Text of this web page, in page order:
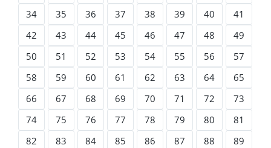
34
35 36 37 38 39 40
41
42
43 44 45 46 47 48
49
50
51 52 53 54 55 56
57
58
59 60 61 62 63 64
65
66
67 68 69 70 71 72
73
74
75 76 77 78 79 80
81
82
83 84 85 86 87 88
89